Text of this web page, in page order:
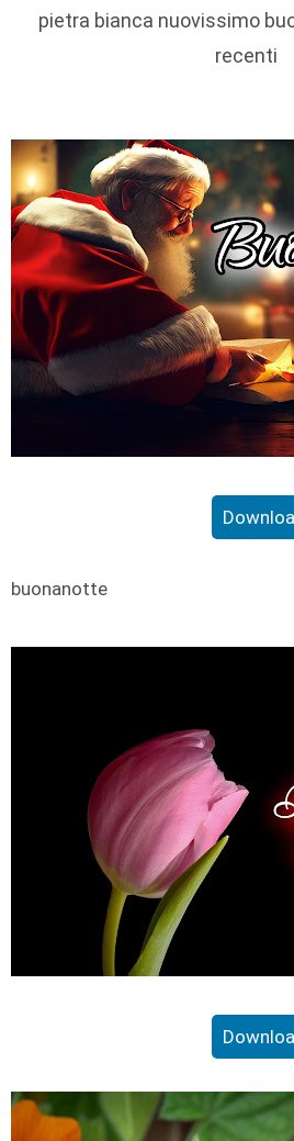
pietra bianca nuovissimo
recenti
buonanotte